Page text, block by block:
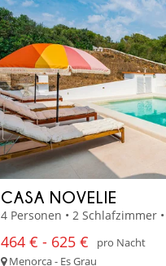
CASA NOVELIE
4 Personen • 2 Schlafzimmer
464 € - 625 €
pro Nacht
Menorca - Es Grau